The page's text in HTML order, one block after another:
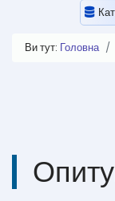
Ви тут: Головна